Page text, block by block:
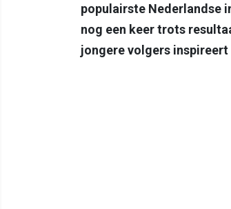
populairste Nederlandse
nog een keer trots
jongere volgers